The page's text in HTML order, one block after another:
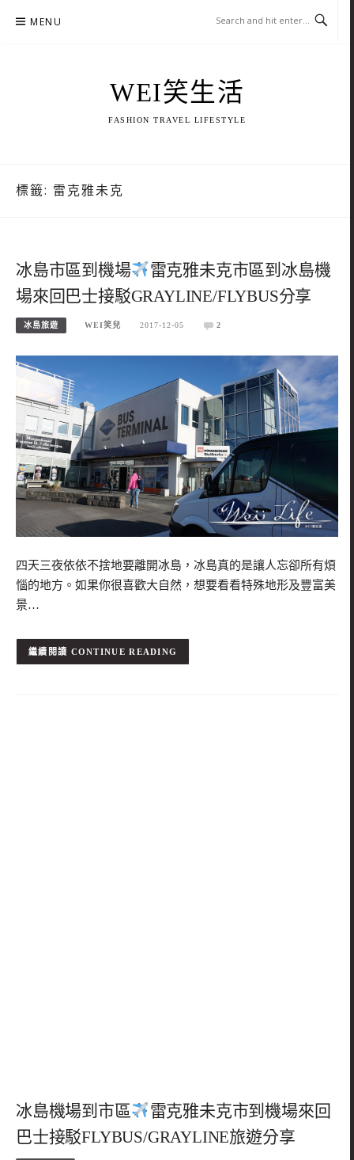
MENU
WEI笑生活
FASHION TRAVEL LIFESTYLE
標籤: 雷克雅未克
冰島市區到機場
雷克雅未克市區到冰島機
場來回巴士接駁GRAYLINE/FLYBUS分享
冰島旅遊 WEI笑兒 2017-12-05 2
四天三夜依依不捨地要離開冰島，冰島真的是讓人忘卻所有煩
惱的地方。如果你很喜歡大自然，想要看看特殊地形及豐富美
景…
CONTINUE READING
冰島機場到市區
雷克雅未克市到機場來回
巴士接駁FLYBUS/GRAYLINE旅遊分享